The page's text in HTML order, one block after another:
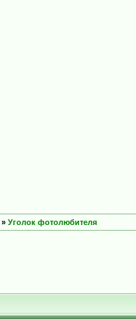
» Уголок фотолюбителя